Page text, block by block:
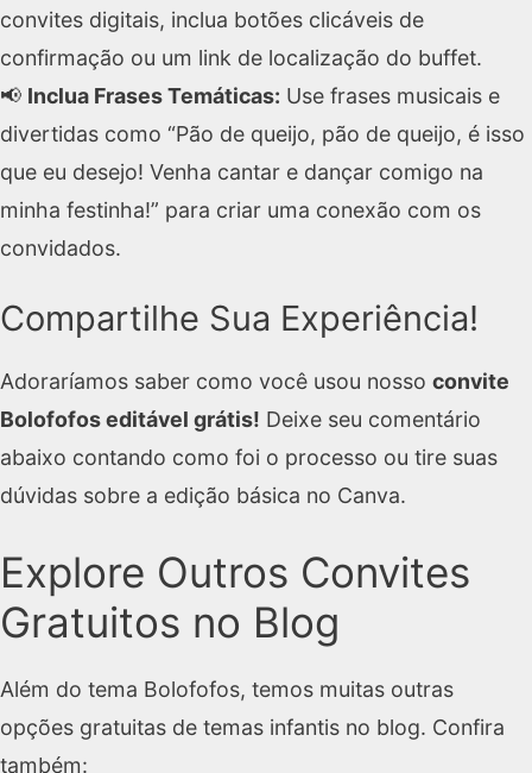
convites digitais, inclua botões clicáveis de
confirmação ou um link de localização do buffet.
📢 Inclua Frases Temáticas: Use frases musicais e
divertidas como “Pão de queijo, pão de queijo, é isso
que eu desejo! Venha cantar e dançar comigo na
minha festinha!” para criar uma conexão com os
convidados.
Compartilhe Sua Experiência!
Adoraríamos saber como você usou nosso convite
Bolofofos editável grátis! Deixe seu comentário
abaixo contando como foi o processo ou tire suas
dúvidas sobre a edição básica no Canva.
Explore Outros Convites
Gratuitos no Blog
Além do tema Bolofofos, temos muitas outras
opções gratuitas de temas infantis no blog. Confira
também: